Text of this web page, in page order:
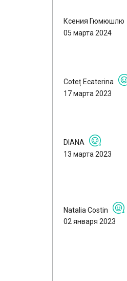
Ксения Гюмюшлю
05 марта 2024
Coteț Ecaterina
17 марта 2023
DIANA
13 марта 2023
Natalia Costin
02 января 2023